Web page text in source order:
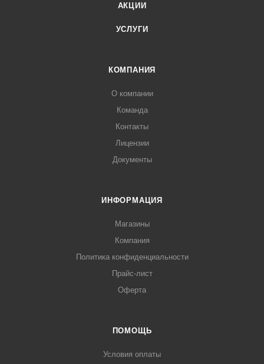
АКЦИИ
УСЛУГИ
КОМПАНИЯ
О компании
Команда
Контакты
Лицензии
Документы
ИНФОРМАЦИЯ
Магазины
Компания
Политика конфиденциальности
Прайс-лист
Оферта
ПОМОЩЬ
Условия оплаты